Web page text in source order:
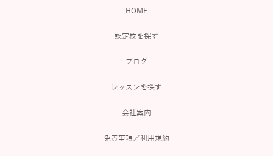
HOME
認定校を探す
ブログ
レッスンを探す
会社案内
免責事項／利用規約